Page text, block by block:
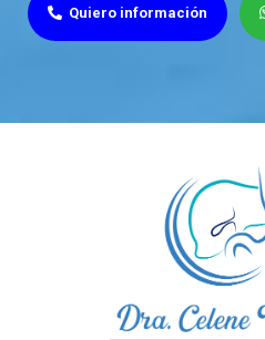
Quiero información